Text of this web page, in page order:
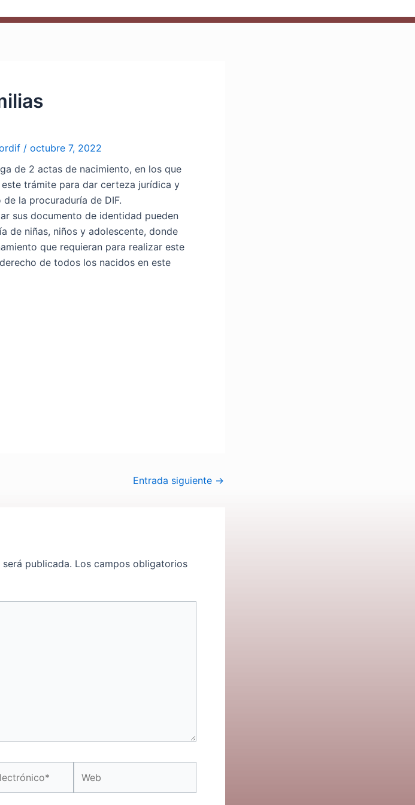
/ octubre 7, 2022
de 2 actas de nacimiento, en los que
trámite para dar certeza jurídica y
la procuraduría de DIF.
sus documento de identidad pueden
de niñas, niños y adolescente, donde
que requieran para realizar este
de todos los nacidos en este
Entrada siguiente →
publicada. Los campos obligatorios